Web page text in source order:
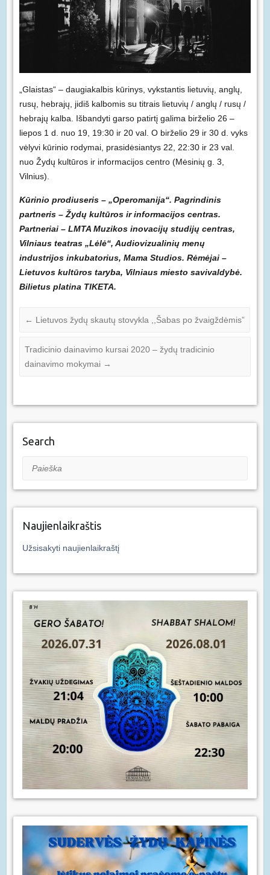
„Glaistas“ – daugiakalbis kūrinys, vykstantis lietuvių, anglų,
rusų, hebrajų, jidiš kalbomis su titrais lietuvių / anglų / rusų /
hebrajų kalba. Išbandyti garso patirtį galima birželio 26 –
liepos 1 d. nuo 19, 19:30 ir 20 val. O birželio 29 ir 30 d. vyks
vėlyvi kūrinio rodymai, prasidėsiantys 22, 22:30 ir 23 val.
nuo Žydų kultūros ir informacijos centro (Mėsinių g. 3,
Vilnius).
Kūrinio prodiuseris – „Operomanija“. Pagrindinis
partneris – Žydų kultūros ir informacijos centras.
Partneriai – LMTA Muzikos inovacijų studijų centras,
Vilniaus teatras „Lėlė“, Audiovizualinių menų
industrijos inkubatorius, Mama Studios. Rėmėjai –
Lietuvos kultūros taryba, Vilniaus miesto savivaldybė.
Bilietus platina TIKETA.
← Lietuvos žydų skautų stovykla ,,Šabas po žvaigždėmis”
Tradicinio dainavimo kursai 2020 – žydų tradicinio
dainavimo mokymai →
Search
Paieška
Naujienlaikraštis
Užsisakyti naujienlaikraštį